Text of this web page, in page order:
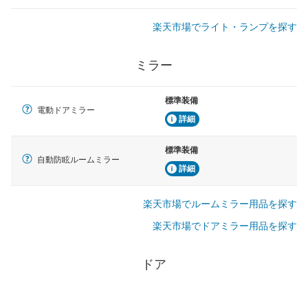
楽天市場でライト・ランプを探す
ミラー
電動ドアミラー
標準装備
詳細
自動防眩ルームミラー
標準装備
詳細
楽天市場でルームミラー用品を探す
楽天市場でドアミラー用品を探す
ドア